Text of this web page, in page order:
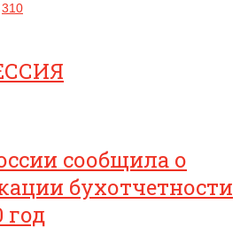
310
сообщила о
бухотчетности
год